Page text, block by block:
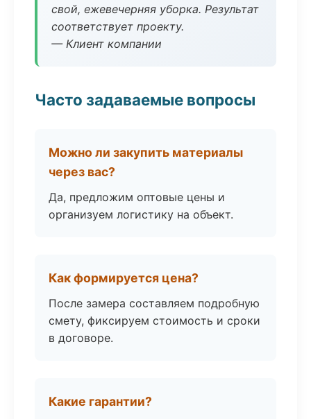
свой, ежевечерняя уборка. Результат
соответствует проекту.
— Клиент компании
Часто задаваемые вопросы
Можно ли закупить материалы
через вас?
Да, предложим оптовые цены и
организуем логистику на объект.
Как формируется цена?
После замера составляем подробную
смету, фиксируем стоимость и сроки
в договоре.
Какие гарантии?